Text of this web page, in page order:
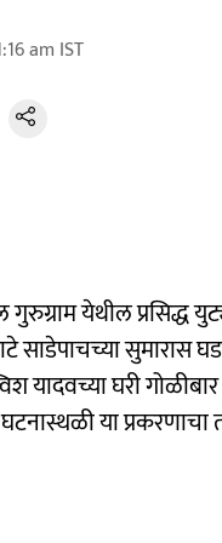
am IST
गुरुग्राम येथील प्रसिद्ध
साडेपाचच्या सुमारास
यादवच्या घरी
या